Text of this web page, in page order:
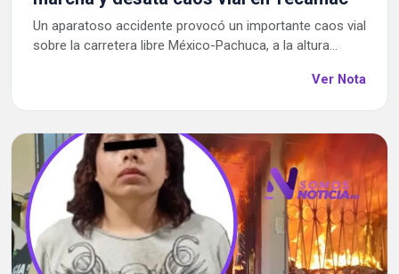
Un aparatoso accidente provocó un importante caos vial
sobre la carretera libre México-Pachuca, a la altura...
Ver Nota